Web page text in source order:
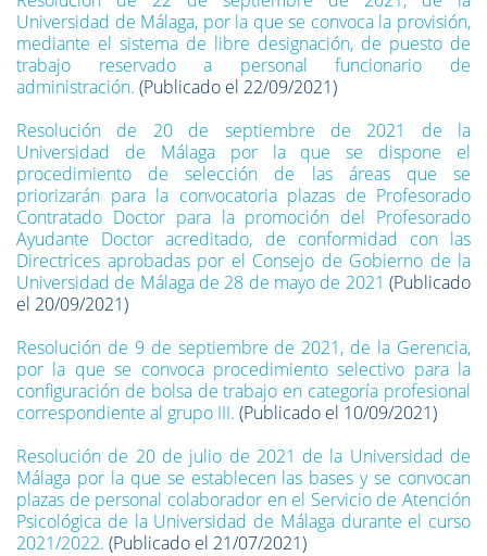
Universidad de Málaga, por la que se convoca la provisión,
mediante el sistema de libre designación, de puesto de
trabajo reservado a personal funcionario de
administración. (Publicado el 22/09/2021)
Resolución de 20 de septiembre de 2021 de la
Universidad de Málaga por la que se dispone el
procedimiento de selección de las áreas que se
priorizarán para la convocatoria plazas de Profesorado
Contratado Doctor para la promoción del Profesorado
Ayudante Doctor acreditado, de conformidad con las
Directrices aprobadas por el Consejo de Gobierno de la
Universidad de Málaga de 28 de mayo de 2021 (Publicado
el 20/09/2021)
Resolución de 9 de septiembre de 2021, de la Gerencia,
por la que se convoca procedimiento selectivo para la
configuración de bolsa de trabajo en categoría profesional
correspondiente al grupo III. (Publicado el 10/09/2021)
Resolución de 20 de julio de 2021 de la Universidad de
Málaga por la que se establecen las bases y se convocan
plazas de personal colaborador en el Servicio de Atención
Psicológica de la Universidad de Málaga durante el curso
2021/2022. (Publicado el 21/07/2021)